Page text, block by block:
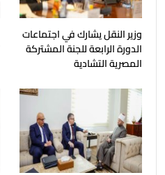
وزير النقل يشارك في اجتماعات
الدورة الرابعة للجنة المشتركة
المصرية التشادية